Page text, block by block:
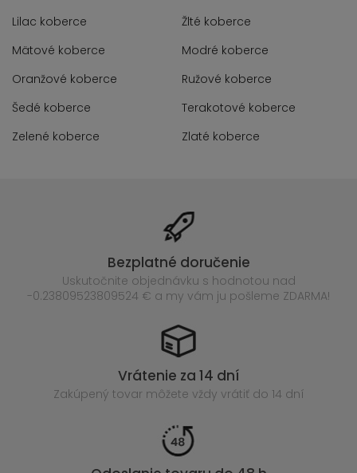
Lilac koberce
Žlté koberce
Mätové koberce
Modré koberce
Oranžové koberce
Ružové koberce
Šedé koberce
Terakotové koberce
Zelené koberce
Zlaté koberce
Bezplatné doručenie
Uskutočnite objednávku s hodnotou nad
-0.23809523809524 € a my vám ju pošleme ZDARMA!
Vrátenie za 14 dní
Zakúpený tovar môžete vždy vrátiť do 14 dní